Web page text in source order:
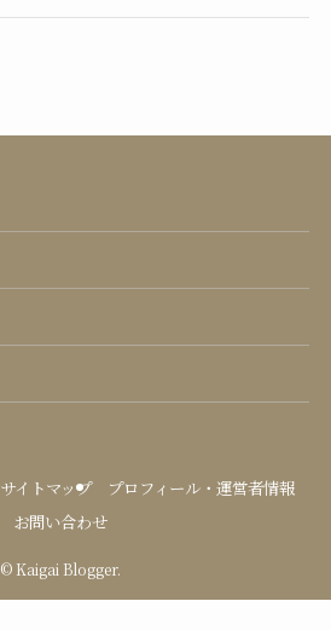
サイトマップ
プロフィール・運営者情報
お問い合わせ
© Kaigai Blogger.